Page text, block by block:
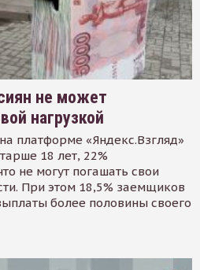
не может
нагрузкой
платформе «Яндекс.Взгляд»
18 лет, 22%
не могут погашать свои
При этом 18,5% заемщиков
более половины своего